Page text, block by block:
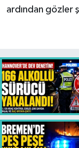
ardından gözler